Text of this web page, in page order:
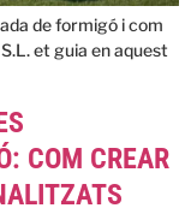
de formigó i com
et guia en aquest
COM CREAR